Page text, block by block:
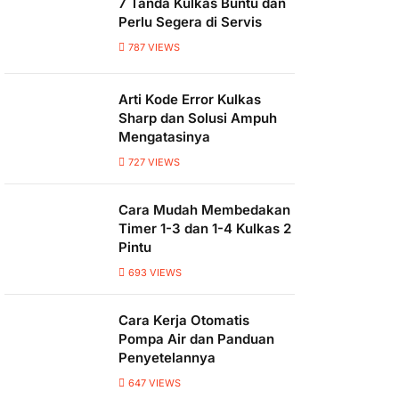
Perlu Segera di Servis
787 VIEWS
Arti Kode Error Kulkas
Sharp dan Solusi Ampuh
Mengatasinya
727 VIEWS
Cara Mudah Membedakan
Timer 1-3 dan 1-4 Kulkas 2
Pintu
693 VIEWS
Cara Kerja Otomatis
Pompa Air dan Panduan
Penyetelannya
647 VIEWS